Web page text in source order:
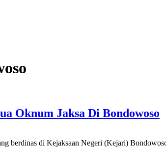
Oknum Jaksa Di Bondowoso
berdinas di Kejaksaan Negeri (Kejari)